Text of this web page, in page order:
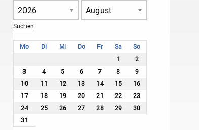
Mo Di Mi Do Fr Sa
So
1
2
3
4 5 6 7 8
9
10
11 12 13 14 15
16
17
18 19 20 21 22
23
24
25 26 27 28 29
30
31